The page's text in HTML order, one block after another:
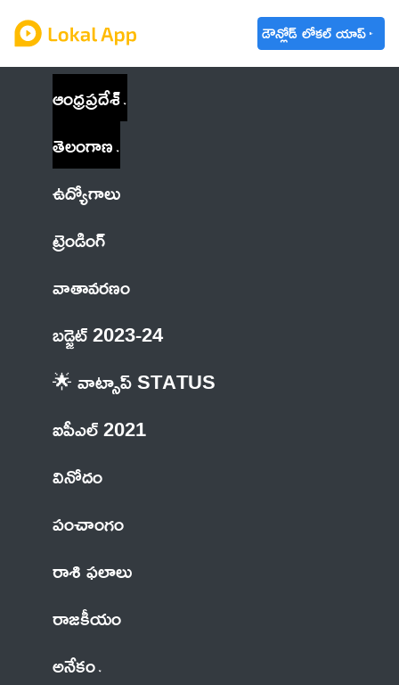
డౌన్లోడ్ లోకల్ యాప్
ఆంధ్రప్రదేశ్
తెలంగాణ
ఉద్యోగాలు
ట్రెండింగ్
వాతావరణం
బడ్జెట్ 2023-24
🌟 వాట్సాప్ STATUS
ఐపీఎల్ 2021
వినోదం
పంచాంగం
రాశి ఫలాలు
రాజకీయం
అనేకం